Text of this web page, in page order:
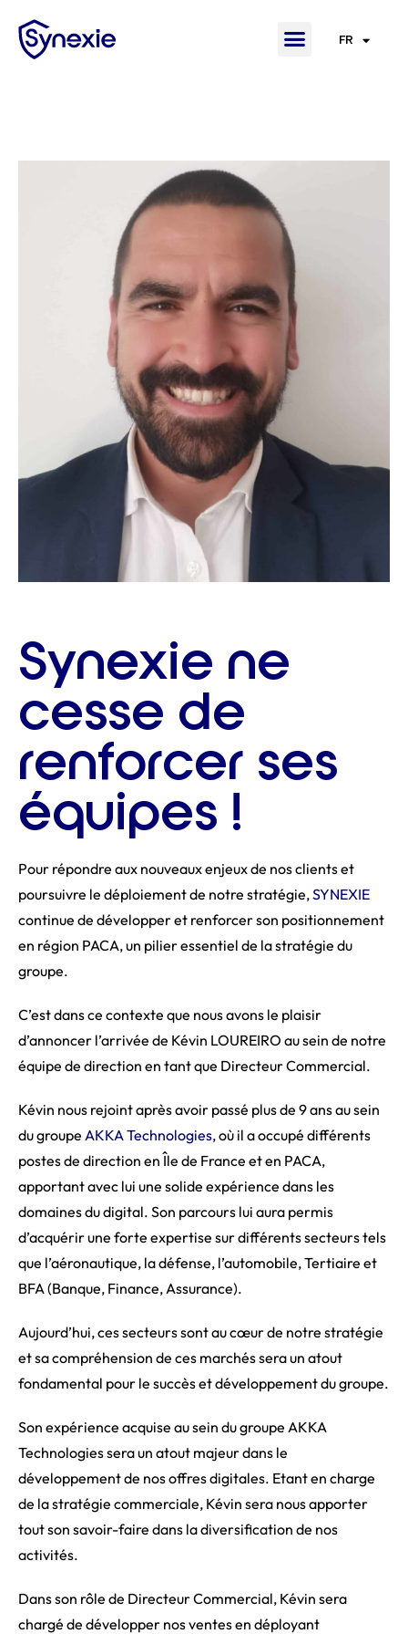
FR
EN
Synexie ne
cesse de
renforcer ses
équipes !
Pour répondre aux nouveaux enjeux de nos clients et
poursuivre le déploiement de notre stratégie,SYNEXIE
continue de développer et renforcer son positionnement
en région PACA, un pilier essentiel de la stratégie du
groupe.
C’est dans ce contexte que nous avons le plaisir
d’annoncer l’arrivée de Kévin LOUREIRO au sein de notre
équipe de direction en tant que Directeur Commercial.
Kévin nous rejoint après avoir passé plus de 9 ans au sein
du groupe AKKA Technologies, où il a occupé différents
postes de direction en Île de France et en PACA,
apportant avec lui une solide expérience dans les
domaines du digital. Son parcours lui aura permis
d’acquérir une forte expertise sur différents secteurs tels
que l’aéronautique, la défense, l’automobile, Tertiaire et
BFA (Banque, Finance, Assurance).
Aujourd’hui, ces secteurs sont au cœur de notre stratégie
et sa compréhension de ces marchés sera un atout
fondamental pour le succès et développement du groupe.
Son expérience acquise au sein du groupe AKKA
Technologies sera un atout majeur dans le
développement de nos offres digitales. Etant en charge
de la stratégie commerciale, Kévin sera nous apporter
tout son savoir-faire dans la diversification de nos
activités.
Dans son rôle de Directeur Commercial, Kévin sera
chargé de développer nos ventes en déployant